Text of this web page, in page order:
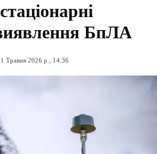
БпЛА
Травня 2026 р., 14:36